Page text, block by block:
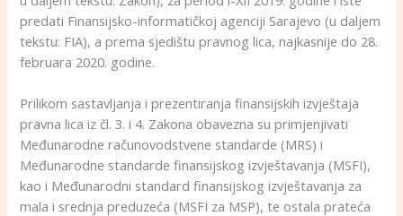
predati Finansijsko-informatičkoj agenciji Sarajevo (u daljem
tekstu: FIA), a prema sjedištu pravnog lica, najkasnije do 28.
februara 2020. godine.
Prilikom sastavljanja i prezentiranja finansijskih izvještaja
pravna lica iz čl. 3. i 4. Zakona obavezna su primjenjivati
Međunarodne računovodstvene standarde (MRS) i
Međunarodne standarde finansijskog izvještavanja (MSFI),
kao i Međunarodni standard finansijskog izvještavanja za
mala i srednja preduzeća (MSFI za MSP), te ostala prateća